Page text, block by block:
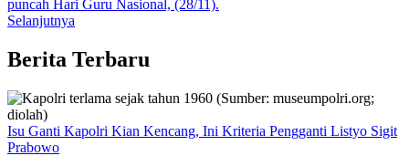
Selanjutnya
Berita Terbaru
Isu Ganti Kapolri Kian Kencang, Ini Kriteria Pengganti Listyo Sigit
Prabowo